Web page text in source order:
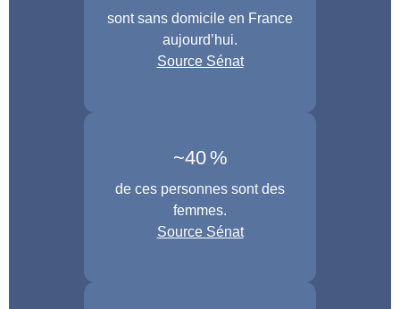
sont sans domicile en France
aujourd’hui.
Source Sénat
~40 %
de ces personnes sont des
femmes.
Source Sénat